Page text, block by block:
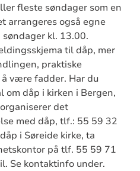
fleste søndager som en
arrangeres også egne
kl. 13.00.
til dåp, mer
praktiske
være fadder. Har du
om dåp i kirken i Bergen,
det
med dåp, tlf.: 55 59 32
i Søreide kirke, ta
på tlf. 55 59 71
Se kontaktinfo under.